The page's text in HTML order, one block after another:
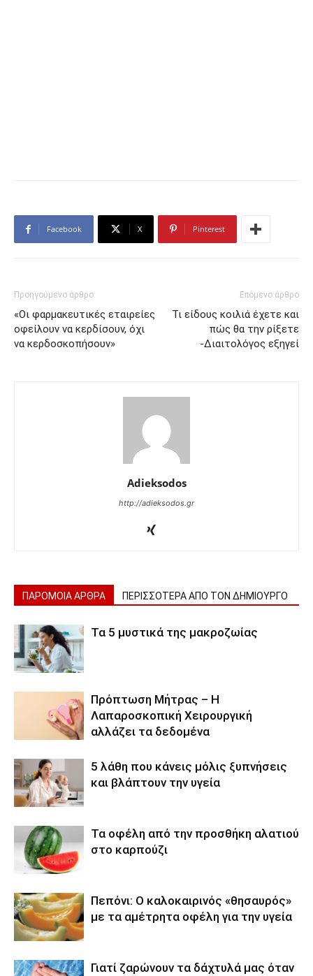
Facebook X Pinterest
Προηγούμενο άρθρο
«Οι φαρμακευτικές εταιρείες
οφείλουν να κερδίσουν, όχι
να κερδοσκοπήσουν»
Επόμενο άρθρο
Τι είδους κοιλιά έχετε και
πώς θα την ρίξετε
-Διαιτολόγος εξηγεί
Adieksodos
http://adieksodos.gr
ΠΑΡΟΜΟΙΑ ΑΡΘΡΑ ΠΕΡΙΣΣΟΤΕΡΑ ΑΠΟ ΤΟΝ ΔΗΜΙΟΥΡΓΟ
Τα 5 μυστικά της μακροζωίας
Πρόπτωση Μήτρας – Η
Λαπαροσκοπική Χειρουργική
αλλάζει τα δεδομένα
5 λάθη που κάνεις μόλις ξυπνήσεις
και βλάπτουν την υγεία
Τα οφέλη από την προσθήκη αλατιού
στο καρπούζι
Πεπόνι: Ο καλοκαιρινός «θησαυρός»
με τα αμέτρητα οφέλη για την υγεία
Γιατί ζαρώνουν τα δάχτυλά μας όταν